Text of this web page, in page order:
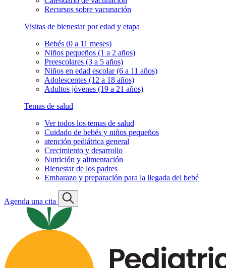
Recursos sobre vacunación
Visitas de bienestar por edad y etapa
Bebés (0 a 11 meses)
Niños pequeños (1 a 2 años)
Preescolares (3 a 5 años)
Niños en edad escolar (6 a 11 años)
Adolescentes (12 a 18 años)
Adultos jóvenes (19 a 21 años)
Temas de salud
Ver todos los temas de salud
Cuidado de bebés y niños pequeños
atención pediátrica general
Crecimiento y desarrollo
Nutrición y alimentación
Bienestar de los padres
Embarazo y preparación para la llegada del bebé
Agenda una cita